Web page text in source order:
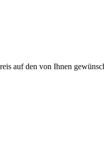
auf den von Ihnen